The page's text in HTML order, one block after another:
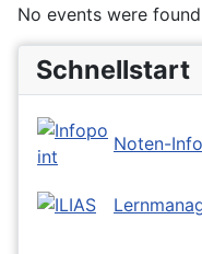
No events were found
Schnellstart
Noten-